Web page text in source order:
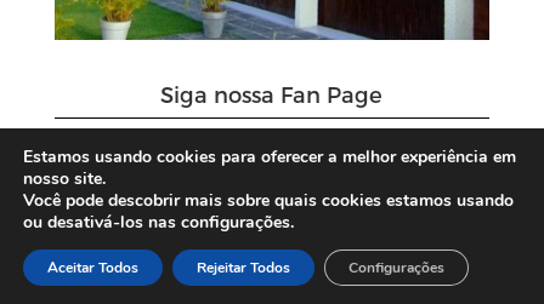
Siga nossa Fan Page
Estamos usando cookies para oferecer a melhor experiência em
nosso site.
Você pode descobrir mais sobre quais cookies estamos usando
ou desativá-los nas configurações.
Aceitar Todos Rejeitar Todos Configurações